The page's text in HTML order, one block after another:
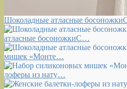
Шоколадные атласные
атласные босоножкиС…
мишек «Монте…
лоферы из нату…